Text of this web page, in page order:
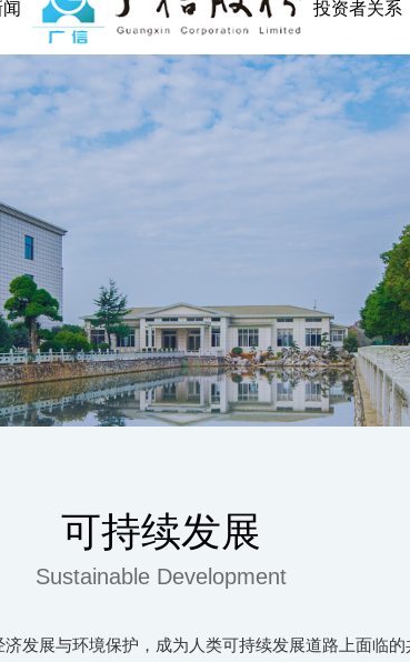
投资者关系
可持续发展
Sustainable Development
发展与环境保护，成为人类可持续发展道路上面临的